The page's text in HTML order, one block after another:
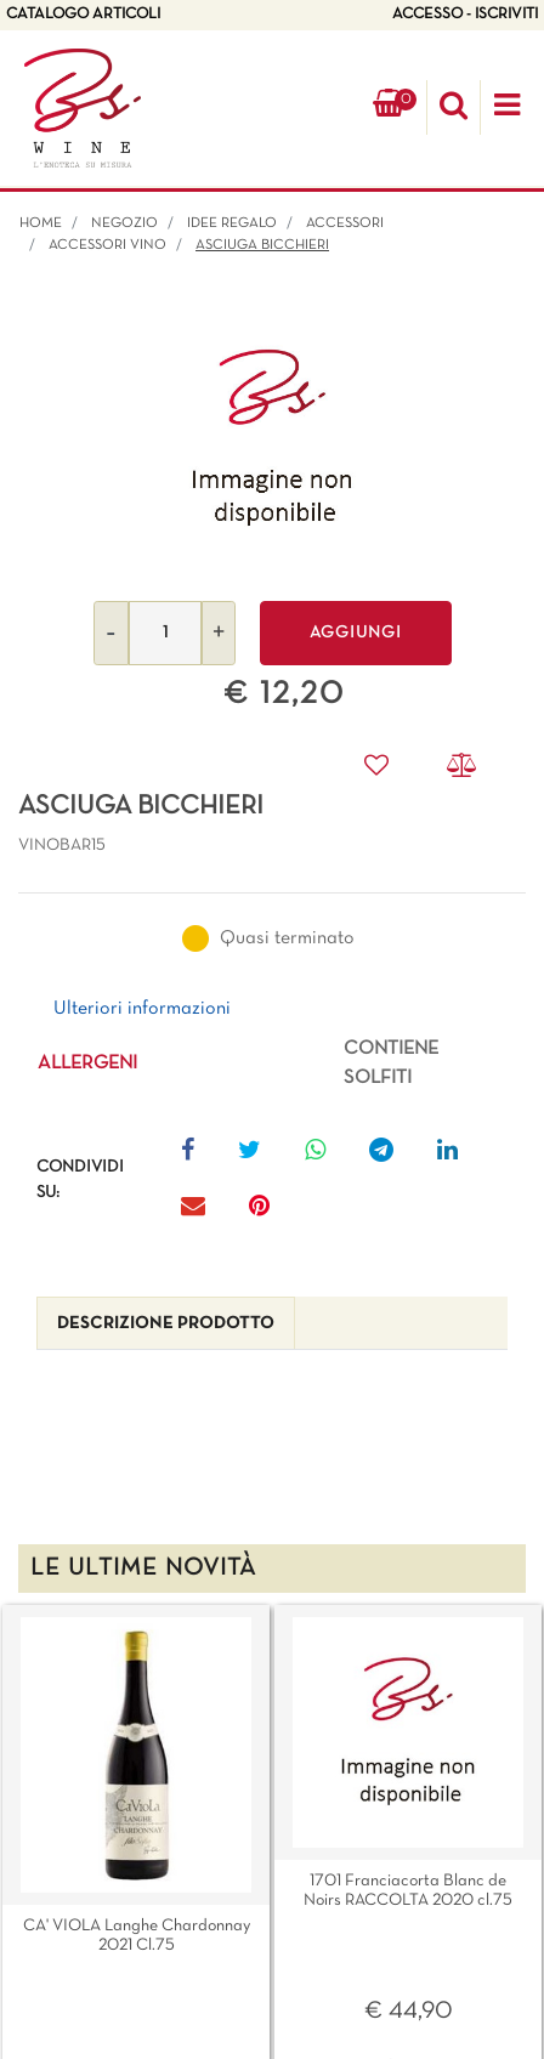
CATALOGO ARTICOLI ACCESSO - ISCRIVITI
0
HOME NEGOZIO IDEE REGALO
ACCESSORI
ACCESSORI VINO
ASCIUGA BICCHIERI
AGGIUNGI
€ 12,20
ASCIUGA BICCHIERI
VINOBAR15
Quasi terminato
Ulteriori informazioni
Ulteriori informazioni
ALLERGENI
CONTIENE
SOLFITI
CONDIVIDI
SU:
DESCRIZIONE PRODOTTO
LE ULTIME NOVITÀ
CA' VIOLA Langhe Chardonnay
2021 Cl.75
1701 Franciacorta Blanc de
Noirs RACCOLTA 2020 cl.75
€ 44,90